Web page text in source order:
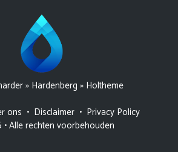
» Hardenberg » Holtheme
ons • Disclaimer • Privacy Policy
Alle rechten voorbehouden